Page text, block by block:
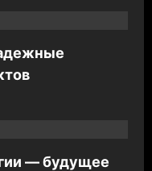
— будущее